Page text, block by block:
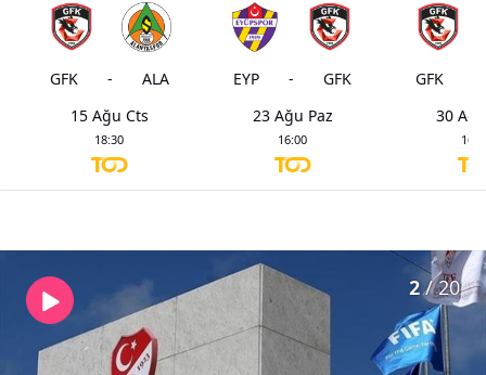
GFK -
ALA
15 Ağu Cts
18:30
EYP -
GFK
23 Ağu Paz
16:00
GFK
30
2/20